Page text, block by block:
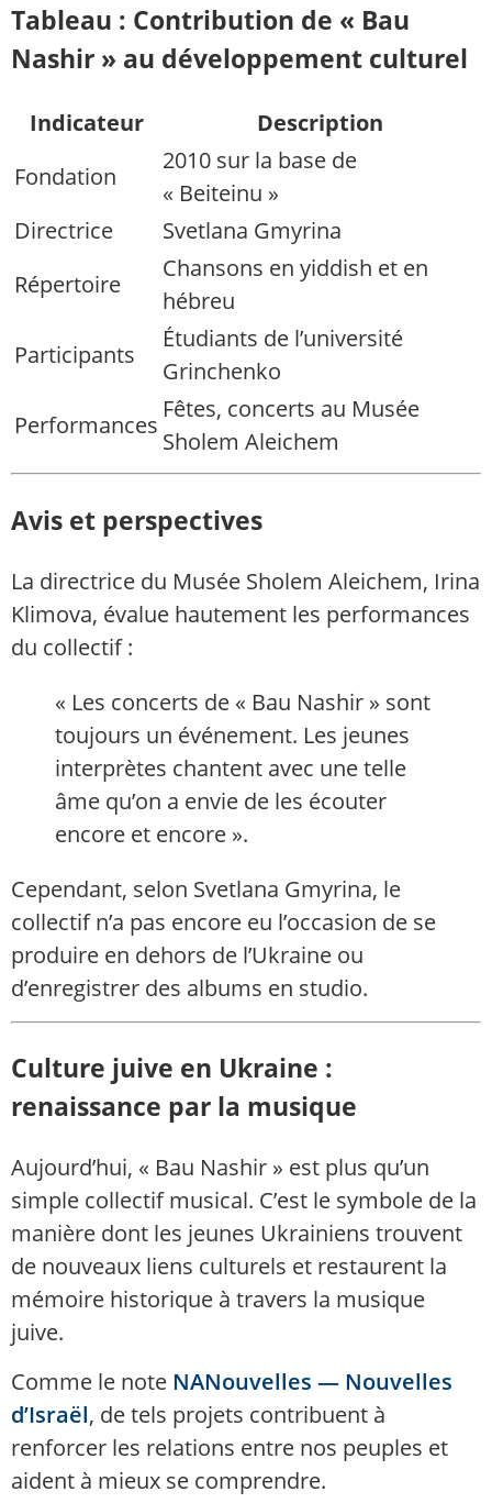
Tableau : Contribution de « Bau
Nashir » au développement culturel
Indicateur
Description
Fondation
2010 sur la base de
« Beiteinu »
Directrice
Svetlana Gmyrina
Répertoire
Chansons en yiddish et en
hébreu
Participants
Étudiants de l’université
Grinchenko
Performances
Fêtes, concerts au Musée
Sholem Aleichem
Avis et perspectives
La directrice du Musée Sholem Aleichem, Irina
Klimova, évalue hautement les performances
du collectif :
« Les concerts de « Bau Nashir » sont
toujours un événement. Les jeunes
interprètes chantent avec une telle
âme qu’on a envie de les écouter
encore et encore ».
Cependant, selon Svetlana Gmyrina, le
collectif n’a pas encore eu l’occasion de se
produire en dehors de l’Ukraine ou
d’enregistrer des albums en studio.
Culture juive en Ukraine :
renaissance par la musique
Aujourd’hui, « Bau Nashir » est plus qu’un
simple collectif musical. C’est le symbole de la
manière dont les jeunes Ukrainiens trouvent
de nouveaux liens culturels et restaurent la
mémoire historique à travers la musique
juive.
Comme le note NANouvelles — Nouvelles
d’Israël, de tels projets contribuent à
renforcer les relations entre nos peuples et
aident à mieux se comprendre.